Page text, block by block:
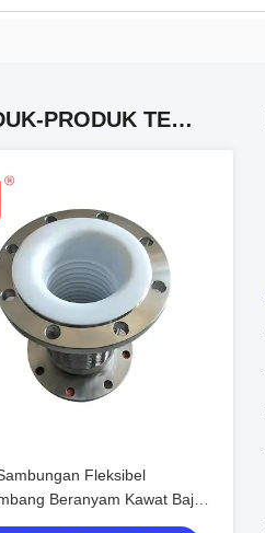
PRODUK-PRODUK TERKAIT
Fleksibel
Beranyam Kawat Baja
dengan Lapisan PTFE